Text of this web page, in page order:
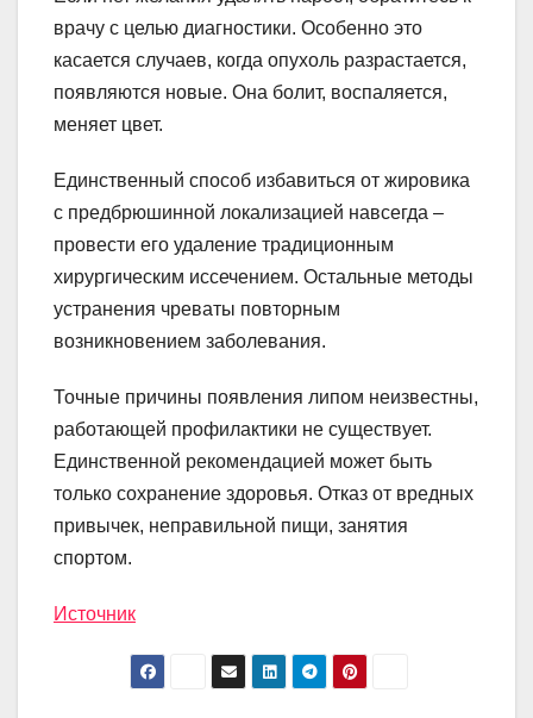
врачу с целью диагностики. Особенно это
касается случаев, когда опухоль разрастается,
появляются новые. Она болит, воспаляется,
меняет цвет.
Единственный способ избавиться от жировика
с предбрюшинной локализацией навсегда –
провести его удаление традиционным
хирургическим иссечением. Остальные методы
устранения чреваты повторным
возникновением заболевания.
Точные причины появления липом неизвестны,
работающей профилактики не существует.
Единственной рекомендацией может быть
только сохранение здоровья. Отказ от вредных
привычек, неправильной пищи, занятия
спортом.
Источник